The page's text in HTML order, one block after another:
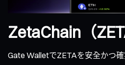
ZetaChain（
Gate WalletでZETAを安全かつ